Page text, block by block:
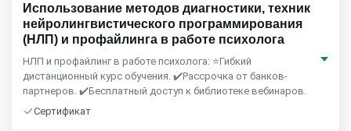
Использование методов диагностики, техник
нейролингвистического программирования
(НЛП) и профайлинга в работе психолога
НЛП и профайлинг в работе психолога: ⭐Гибкий
дистанционный курс обучения. ✔️Рассрочка от банков-
партнеров. ✔️Бесплатный доступ к библиотеке вебинаров.
Сертификат